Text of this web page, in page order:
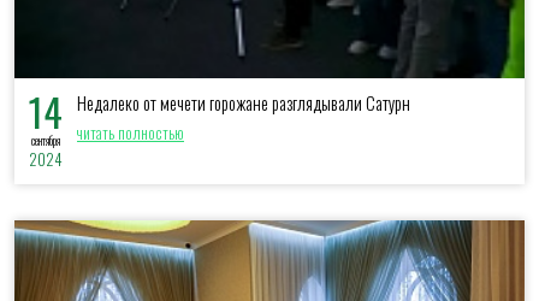
14
сентября
2024
Недалеко от мечети горожане разглядывали Сатурн
читать полностью